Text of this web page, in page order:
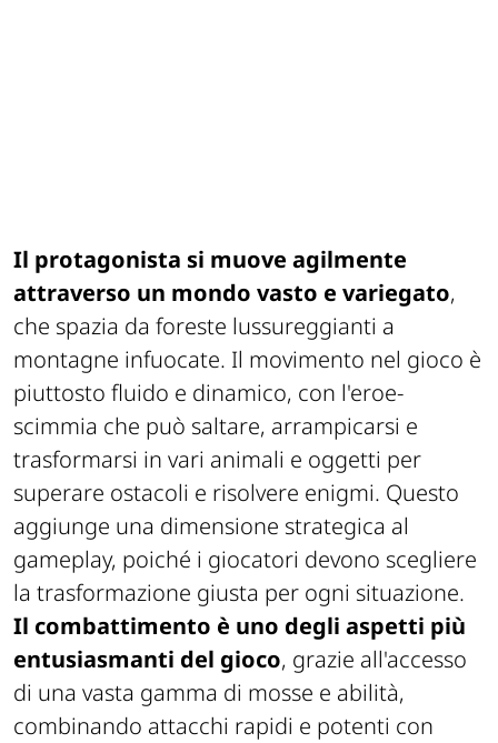
Il protagonista si muove agilmente
attraverso un mondo vasto e variegato,
che spazia da foreste lussureggianti a
montagne infuocate. Il movimento nel gioco è
piuttosto fluido e dinamico, con l'eroe-
scimmia che può saltare, arrampicarsi e
trasformarsi in vari animali e oggetti per
superare ostacoli e risolvere enigmi. Questo
aggiunge una dimensione strategica al
gameplay, poiché i giocatori devono scegliere
la trasformazione giusta per ogni situazione.
Il combattimento è uno degli aspetti più
entusiasmanti del gioco, grazie all'accesso
di una vasta gamma di mosse e abilità,
combinando attacchi rapidi e potenti con